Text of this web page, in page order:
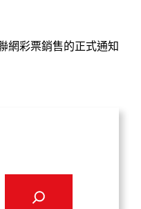
彩票銷售的正式通知